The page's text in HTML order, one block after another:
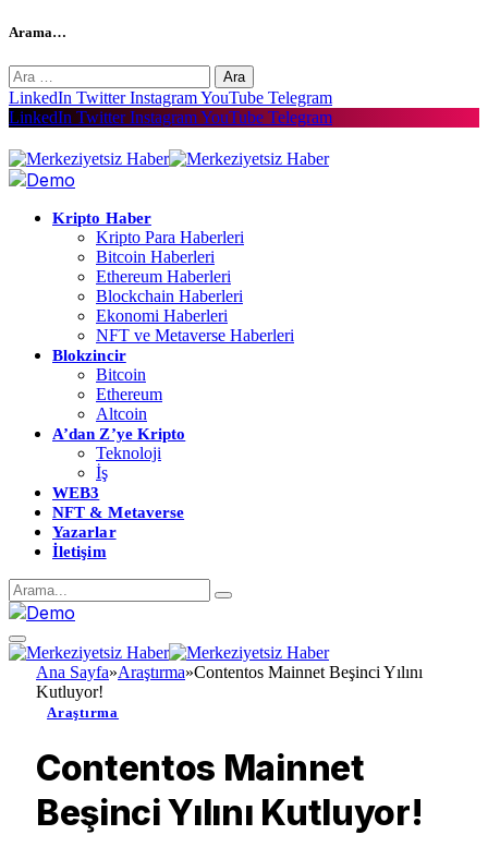
Arama…
Arama:
LinkedIn Twitter InstagramYouTube Telegram
LinkedIn Twitter InstagramYouTube Telegram
Kripto Haber
Kripto Para Haberleri
Bitcoin Haberleri
Ethereum Haberleri
Blockchain Haberleri
Ekonomi Haberleri
NFT ve Metaverse Haberleri
Blokzincir
Bitcoin
Ethereum
Altcoin
A’dan Z’ye Kripto
Teknoloji
İş
WEB3
NFT & Metaverse
Yazarlar
İletişim
Ana Sayfa»Araştırma»Contentos Mainnet Beşinci Yılını
Kutluyor!
Araştırma
Contentos Mainnet
Beşinci Yılını Kutluyor!